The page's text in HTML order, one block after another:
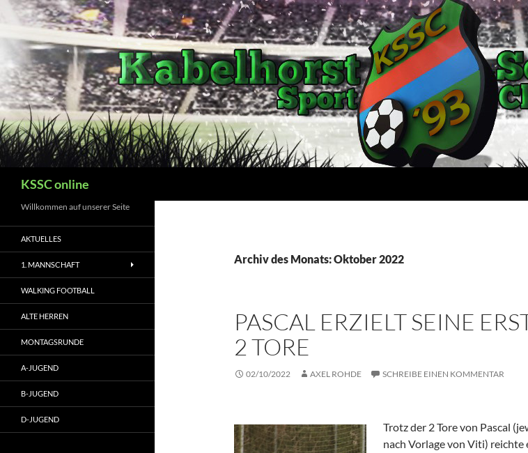
Zum
Inhalt
springen
KSSC online
Archiv des Monats: Oktober 2022
PASCAL ERZIELT SEINE
2 TORE
02/10/2022 AXEL ROHDE SCHREIBE EINEN KOMMENTAR
Trotz der 2 Tore von Pascal
nach Vorlage von Viti) reichte
Willkommen auf unserer Seite
AKTUELLES
1. MANNSCHAFT
WALKING FOOTBALL
ALTE HERREN
MONTAGSRUNDE
A-JUGEND
B-JUGEND
D-JUGEND